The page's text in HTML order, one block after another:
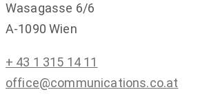
Wasagasse 6/6
A-1090 Wien
+ 43 1 315 14 11
office@communications.co.at